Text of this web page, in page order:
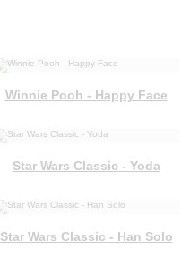
Winnie Pooh - Happy Face
Star Wars Classic - Yoda
Star Wars Classic - Han Solo